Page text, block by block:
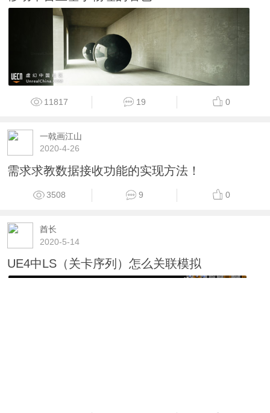
11817 19 0
一戟画江山
2020-4-26
需求求教数据接收功能的实现方法！
3508 9 0
酋长
2020-5-14
UE4中LS（关卡序列）怎么关联模拟